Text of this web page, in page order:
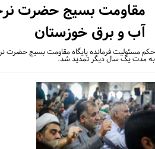
مقاومت بسیج حضرت
آب و برق خوزستان
مسئولیت فرمانده پایگاه مقاومت بسیج حضرت
مدت یک سال دیگر تمدید شد.